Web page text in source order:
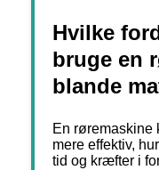
Hvilke
bruge en
blande
En røremaskine
mere effektiv,
tid og kræfter i